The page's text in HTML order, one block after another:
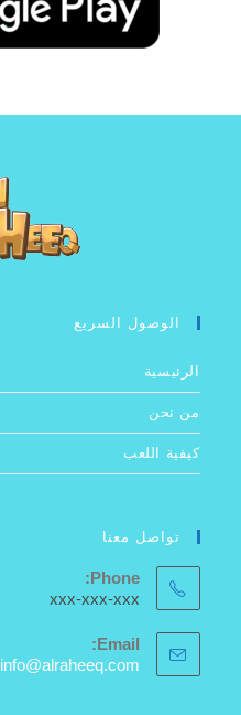
الوصول السريع
الرئيسية
من نحن
كيفية اللعب
تواصل معنا
Phone:
xxx-xxx-xxx
Email:
info@alraheeq.com